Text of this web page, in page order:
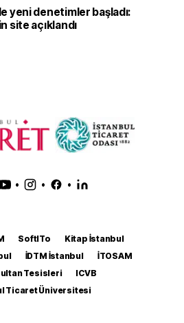
yeni denetimler başladı:
site açıklandı
• • •
SoftITo
Kitap İstanbul
İDTM İstanbul
İTOSAM
Tesisleri
ICVB
Ticaret Üniversitesi